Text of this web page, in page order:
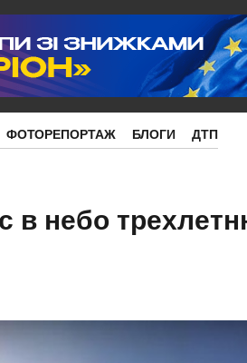
ФОТОРЕПОРТАЖ БЛОГИ ДТП
в небо